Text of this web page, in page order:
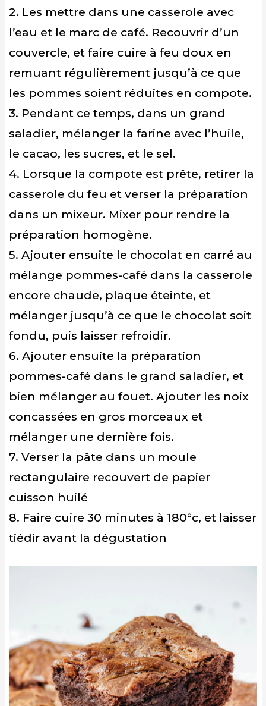
2. Les mettre dans une casserole avec
l’eau et le marc de café. Recouvrir d’un
couvercle, et faire cuire à feu doux en
remuant régulièrement jusqu’à ce que
les pommes soient réduites en compote.
3. Pendant ce temps, dans un grand
saladier, mélanger la farine avec l’huile,
le cacao, les sucres, et le sel.
4. Lorsque la compote est prête, retirer la
casserole du feu et verser la préparation
dans un mixeur. Mixer pour rendre la
préparation homogène.
5. Ajouter ensuite le chocolat en carré au
mélange pommes-café dans la casserole
encore chaude, plaque éteinte, et
mélanger jusqu’à ce que le chocolat soit
fondu, puis laisser refroidir.
6. Ajouter ensuite la préparation
pommes-café dans le grand saladier, et
bien mélanger au fouet. Ajouter les noix
concassées en gros morceaux et
mélanger une dernière fois.
7. Verser la pâte dans un moule
rectangulaire recouvert de papier
cuisson huilé
8. Faire cuire 30 minutes à 180°c, et laisser
tiédir avant la dégustation